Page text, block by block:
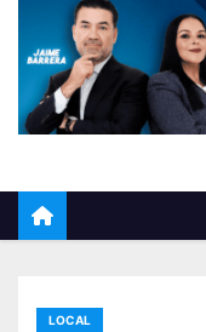
LOCAL